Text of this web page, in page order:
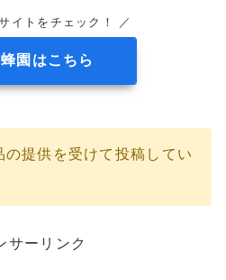
イトをチェック！ ／
園はこちら
提供を受けて投稿してい
サーリンク